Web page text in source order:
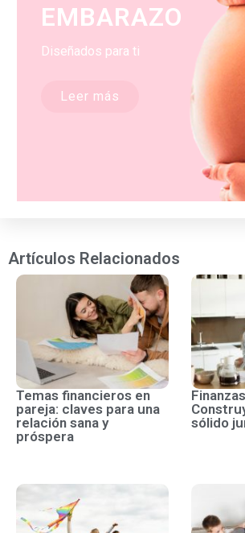
EMBARAZO
Diseñados para ti
Leer más
Artículos Relacionados
Temas financieros en
pareja: claves para una
relación sana y
próspera
sólido